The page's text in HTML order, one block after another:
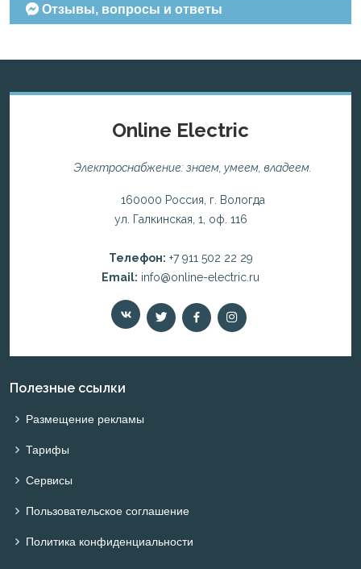
Отзывы, вопросы и ответы
Online Electric
Электроснабжение: знаем, умеем, владеем.
160000 Россия, г. Вологда
ул. Галкинская, 1, оф. 116
Телефон: +7 911 502 22 29
Email: info@online-electric.ru
Полезные ссылки
Размещение рекламы
Тарифы
Сервисы
Пользовательское соглашение
Политика конфиденциальности